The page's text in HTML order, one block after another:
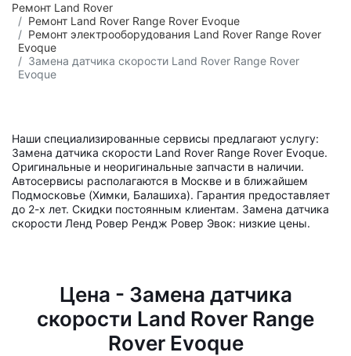
Ремонт Land Rover
Ремонт Land Rover Range Rover Evoque
Ремонт электрооборудования Land Rover Range Rover
Evoque
Замена датчика скорости Land Rover Range Rover
Evoque
Наши специализированные сервисы предлагают услугу:
Замена датчика скорости Land Rover Range Rover Evoque.
Оригинальные и неоригинальные запчасти в наличии.
Автосервисы располагаются в Москве и в ближайшем
Подмосковье (Химки, Балашиха). Гарантия предоставляет
до 2-х лет. Скидки постоянным клиентам. Замена датчика
скорости Ленд Ровер Рендж Ровер Эвок: низкие цены.
Цена - Замена датчика
скорости Land Rover Range
Rover Evoque